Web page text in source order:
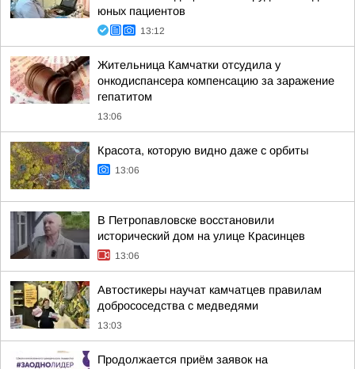
юных пациентов
13:12
Жительница Камчатки отсудила у
онкодиспансера компенсацию за заражение
гепатитом
13:06
Красота, которую видно даже с орбиты
13:06
В Петропавловске восстановили
исторический дом на улице Красинцев
13:06
Автостикеры научат камчатцев правилам
добрососедства с медведями
13:03
Продолжается приём заявок на